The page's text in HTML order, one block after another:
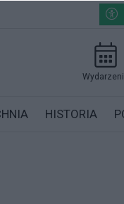
HISTORIA